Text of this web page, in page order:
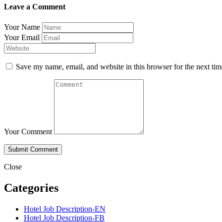
Leave a Comment
Your Name
Your Email
Save my name, email, and website in this browser for the next
Your Comment
Close
Categories
Hotel Job Description-EN
Hotel Job Description-FB